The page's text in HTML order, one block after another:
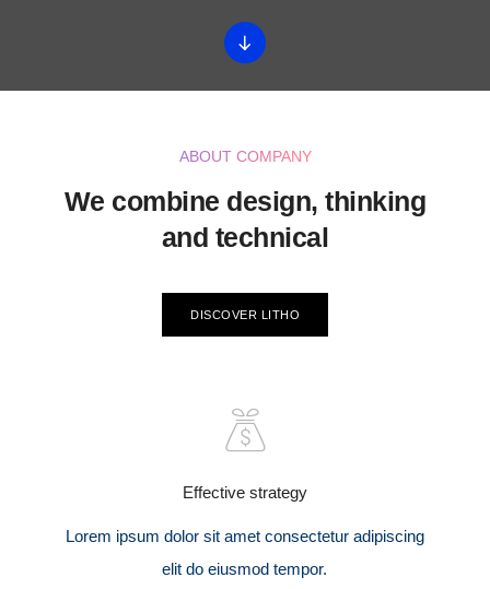
ABOUT COMPANY
We combine design, thinking
and technical
DISCOVER LITHO
Effective strategy
Lorem ipsum dolor sit amet consectetur adipiscing
elit do eiusmod tempor.